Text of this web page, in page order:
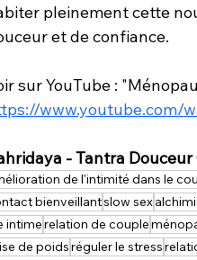
pleinement cette
et de confiance.
sur YouTube :
www.youtube.com/
- Tantra Douceur
de l'intimité dans le
bienveillantslow sex
intimerelation de couple
de poidsréguler le stress